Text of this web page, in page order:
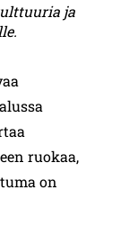
ja
ruokaa,
on